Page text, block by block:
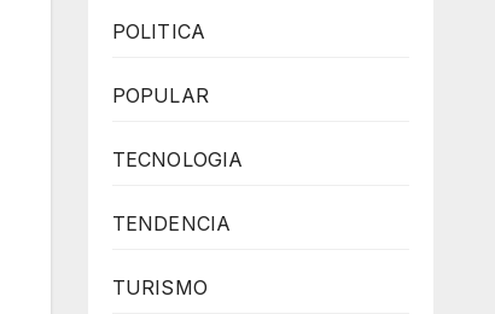
POLITICA
POPULAR
TECNOLOGIA
TENDENCIA
TURISMO